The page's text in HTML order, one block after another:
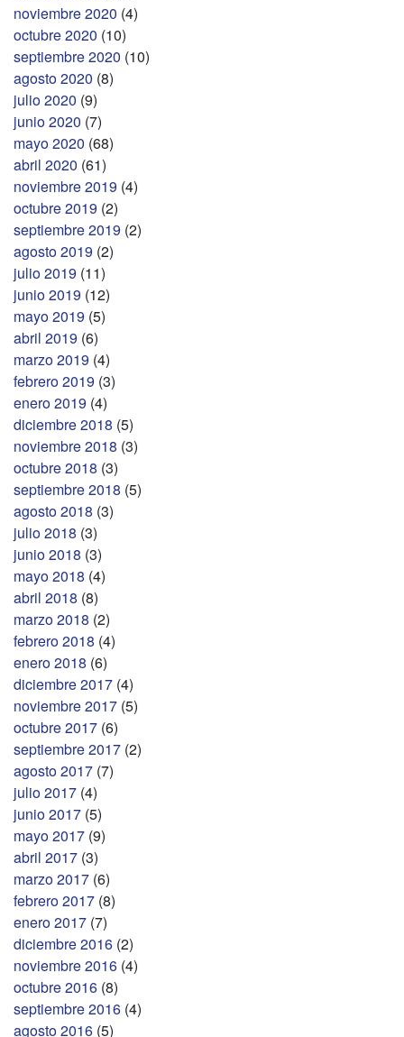
noviembre 2020 (4)
octubre 2020 (10)
septiembre 2020 (10)
agosto 2020 (8)
julio 2020 (9)
junio 2020 (7)
mayo 2020 (68)
abril 2020 (61)
noviembre 2019 (4)
octubre 2019 (2)
septiembre 2019 (2)
agosto 2019 (2)
julio 2019 (11)
junio 2019 (12)
mayo 2019 (5)
abril 2019 (6)
marzo 2019 (4)
febrero 2019 (3)
enero 2019 (4)
diciembre 2018 (5)
noviembre 2018 (3)
octubre 2018 (3)
septiembre 2018 (5)
agosto 2018 (3)
julio 2018 (3)
junio 2018 (3)
mayo 2018 (4)
abril 2018 (8)
marzo 2018 (2)
febrero 2018 (4)
enero 2018 (6)
diciembre 2017 (4)
noviembre 2017 (5)
octubre 2017 (6)
septiembre 2017 (2)
agosto 2017 (7)
julio 2017 (4)
junio 2017 (5)
mayo 2017 (9)
abril 2017 (3)
marzo 2017 (6)
febrero 2017 (8)
enero 2017 (7)
diciembre 2016 (2)
noviembre 2016 (4)
octubre 2016 (8)
septiembre 2016 (4)
agosto 2016 (5)